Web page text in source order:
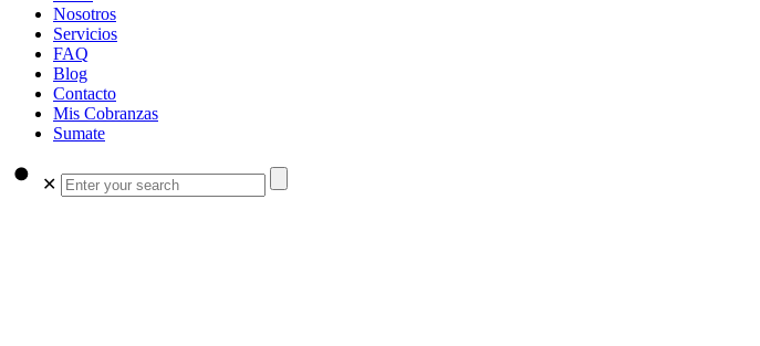
Nosotros
Servicios
FAQ
Blog
Contacto
Mis Cobranzas
Sumate
✕